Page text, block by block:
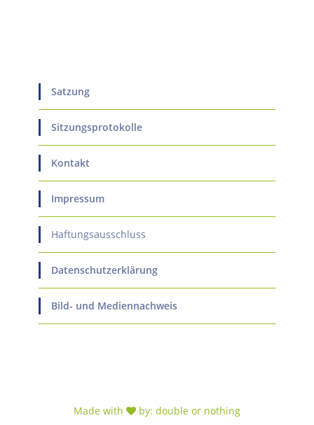
Satzung
Sitzungsprotokolle
Kontakt
Impressum
Haftungsausschluss
Datenschutzerklärung
Bild- und Mediennachweis
Made with by: double or nothing